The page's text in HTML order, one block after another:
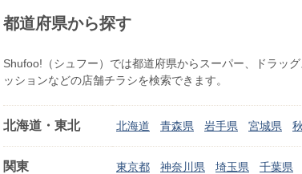
都道府県から探す
Shufoo!（シュフー）では都道府県からスーパー、ドラッ
ッションなどの店舗チラシを検索できます。
北海道・東北 北海道 青森県 岩手県 宮城県
関東 東京都 神奈川県 埼玉県 千葉県